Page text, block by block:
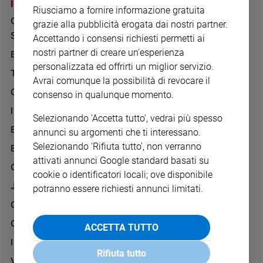
Chiesa
e
spiritualità
Devozione
e
fede
del
giorno
giorno
Società
e
I SITI SAN PAOLO
GRUPPO EDITORIALE
SAN PAOLO
BENESSERE
TELENOVA
GAZZETTA D'ALBA
IL GIORNALINO
EDICOLA SAN PAOLO
EDIZIONI SAN PAOLO
CREDERE
JESUS
GBABY
G-WEB
I LOVE ENGLISH JUNIOR
NOTE LEGALI
PRIVACY POLICY
INFORMATIVA
WHISTLEBLOWING
SOCIAL
Riusciamo a fornire informazione gratuita
grazie alla pubblicità erogata dai nostri partner.
Accettando i consensi richiesti permetti ai
nostri partner di creare un'esperienza
personalizzata ed offrirti un miglior servizio.
Avrai comunque la possibilità di revocare il
consenso in qualunque momento.
Selezionando 'Accetta tutto', vedrai più spesso
annunci su argomenti che ti interessano.
Selezionando 'Rifiuta tutto', non verranno
attivati annunci Google standard basati su
cookie o identificatori locali; ove disponibile
potranno essere richiesti annunci limitati.
ACCETTA TUTTO
Rifiuta tutto